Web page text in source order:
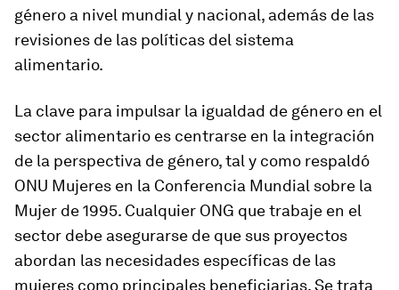
género a nivel mundial y nacional, además de las
revisiones de las políticas del sistema
alimentario.
La clave para impulsar la igualdad de género en el
sector alimentario es centrarse en la integración
de la perspectiva de género, tal y como respaldó
ONU Mujeres en la Conferencia Mundial sobre la
Mujer de 1995. Cualquier ONG que trabaje en el
sector debe asegurarse de que sus proyectos
abordan las necesidades específicas de las
mujeres como principales beneficiarias. Se trata